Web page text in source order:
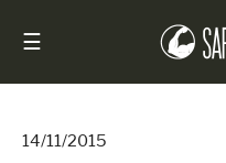
☰
14/11/2015